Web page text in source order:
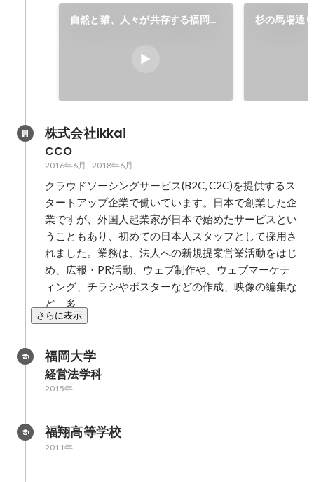
自然と猫、人々が共存する福岡の
杉の馬場通
株式会社ikkai
CCO
2016年6月 - 2018年6月
クラウドソーシングサービス(B2C, C2C)を提供するス
タートアップ企業で働いています。日本で創業した企
業ですが、外国人起業家が日本で始めたサービスとい
うこともあり、初めての日本人スタッフとして採用さ
れました。業務は、法人への新規提案営業活動をはじ
め、広報・PR活動、ウェブ制作や、ウェブマーケテ
ィング、チラシやポスターなどの作成、映像の編集な
ど、多
さらに表示
福岡大学
経営法学科
2015年
福翔高等学校
2011年